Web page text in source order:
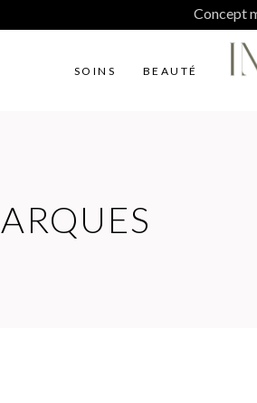
Concept
SOINS BEAUTÉ